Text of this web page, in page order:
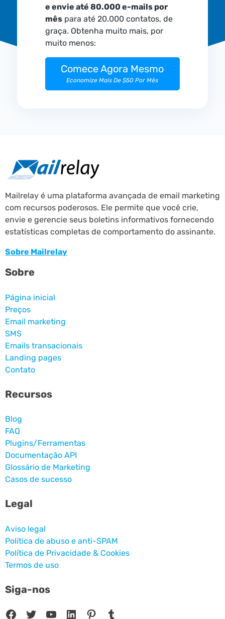
e envie até 80.000 e-mails por
mêspara até 20.000 contatos, de
graça. Obtenha muito mais, por
muito menos:
Comece Agora Mesmo
Economize Mais De $50 Por Mês
Mailrelay é uma plataforma avançada de email marketing
com recursos poderosos. Ele permite que você crie,
envie e gerencie seus boletins informativos fornecendo
estatísticas completas de comportamento do assinante.
Sobre Mailrelay
Sobre
Página inicial
Preços
Email marketing
SMS
Emails transacionais
Landing pages
Contato
Recursos
Blog
FAQ
Plugins/Ferramentas
Documentação API
Glossário de Marketing
Casos de sucesso
Legal
Aviso legal
Política de abuso e anti-SPAM
Política de Privacidade & Cookies
Termos de uso
Siga-nos
Facebook Twitter Youtube LinkedIn Pinterest Tumblr